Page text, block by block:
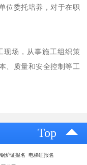
位委托培养，对于在职
现场，从事施工组织策
、质量和安全控制等工
Top
炉证报名 电梯证报名